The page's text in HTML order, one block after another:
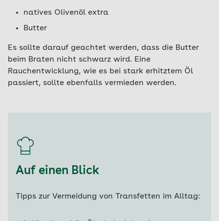
natives Olivenöl extra
Butter
Es sollte darauf geachtet werden, dass die Butter
beim Braten nicht schwarz wird. Eine
Rauchentwicklung, wie es bei stark erhitztem Öl
passiert, sollte ebenfalls vermieden werden.
Auf einen Blick
Tipps zur Vermeidung von Transfetten im Alltag: